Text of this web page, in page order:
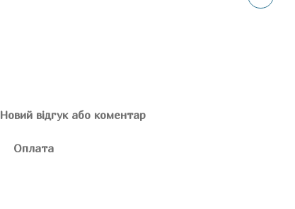
Новий відгук або коментар
Оплата